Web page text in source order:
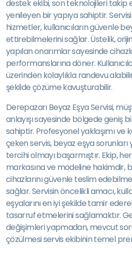
destek ekibi, son teknolojileri takip
yenileyen bir yapıya sahiptir.
hizmetler, kullanıcıların güvenle
ettirebilmelerini sağlar. Üstelik,
yapılan onarımlar sayesinde
performanslarına döner.
üzerinden kolaylıkla randevu alabilir
şekilde çözüme kavuşturabilir.
Derepazarı Beyaz Eşya Servisi,
anlayışı sayesinde bölgede geniş
sahiptir. Profesyonel yaklaşımı ve
çeken servis, beyaz eşya sorunları
tercihi olmayı başarmıştır. Ekip,
markasına ve modeline hakimdir,
cihazlarını güvenle teslim
sağlar. Servisin öncelikli amacı,
eşyalarını en iyi şekilde tamir
tasarruf etmelerini sağlamaktır.
değişimleri yapmadan, mevcut
çözülmesi servis ekibinin temel